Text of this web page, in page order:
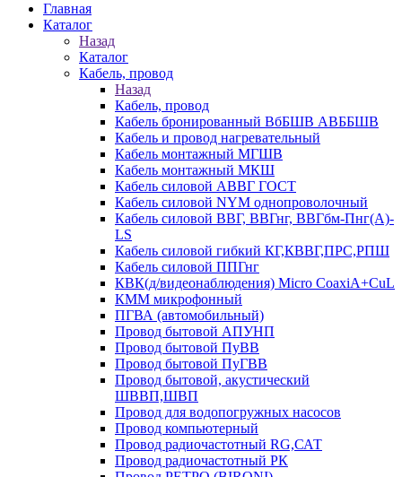
Главная
Каталог
Назад
Каталог
Кабель, провод
Назад
Кабель, провод
Кабель бронированный ВбБШВ АВББШВ
Кабель и провод нагревательный
Кабель монтажный МГШВ
Кабель монтажный МКШ
Кабель силовой АВВГ ГОСТ
Кабель силовой NYM однопроволочный
Кабель силовой ВВГ, ВВГнг, ВВГбм-Пнг(А)-
LS
Кабель силовой гибкий КГ,КВВГ,ПРС,РПШ
Кабель силовой ППГнг
КВК(д/видеонаблюдения) Micro CoaxiA+CuL
КММ микрофонный
ПГВА (автомобильный)
Провод бытовой АПУНП
Провод бытовой ПуВВ
Провод бытовой ПуГВВ
Провод бытовой, акустический
ШВВП,ШВП
Провод для водопогружных насосов
Провод компьютерный
Провод радиочастотный RG,САТ
Провод радиочастотный РК